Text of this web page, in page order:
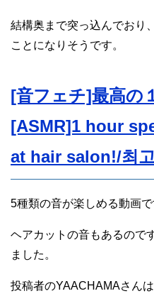
結構奥まで突っ込んでおり
ことになりそうです。
[音フェチ]最高の
[ASMR]1 hour
at hair salon!/최
5種類の音が楽しめる動画で
ヘアカットの音もあるので
ました。
投稿者のYAACHAMAさん